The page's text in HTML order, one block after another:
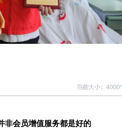
非会员增值服务都是好的